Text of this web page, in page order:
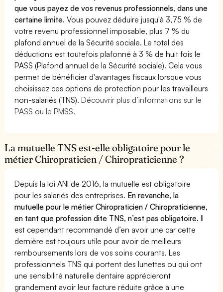
que vous payez de vos revenus professionnels, dans une
certaine limite.Vous pouvez déduire jusqu'à 3,75 % de
votre revenu professionnel imposable, plus 7 % du
plafond annuel de la Sécurité sociale. Le total des
déductions est toutefois plafonné à 3 % de huit fois le
PASS (Plafond annuel de la Sécurité sociale). Cela vous
permet de bénéficier d'avantages fiscaux lorsque vous
choisissez ces options de protection pour les travailleurs
non-salariés (TNS).Découvrir plus d’informations sur le
PASS ou le PMSS.
La mutuelle TNS est-elle obligatoire pour le
métier Chiropraticien / Chiropraticienne ?
Depuis la loi ANI de 2016, la mutuelle est obligatoire
pour les salariés des entreprises. En revanche, la
mutuelle pour le métier Chiropraticien / Chiropraticienne,
en tant que profession dite TNS, n’est pas obligatoire.Il
est cependant recommandé d’en avoir une car cette
dernière est toujours utile pour avoir de meilleurs
remboursements lors de vos soins courants. Les
professionnels TNS qui portent des lunettes ou qui ont
une sensibilité naturelle dentaire apprécieront
grandement avoir leur facture réduite grâce à une